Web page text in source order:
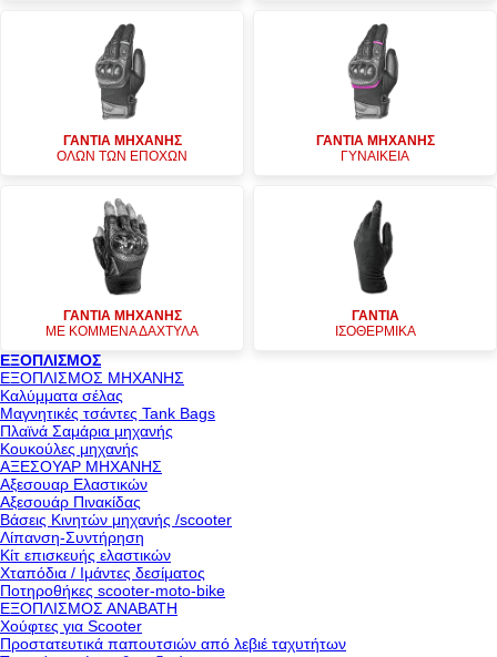
ΓΑΝΤΙΑ ΜΗΧΑΝΗΣ
ΟΛΩΝ ΤΩΝ ΕΠΟΧΩΝ
ΓΑΝΤΙΑ ΜΗΧΑΝΗΣ
ΓΥΝΑΙΚΕΙΑ
ΓΑΝΤΙΑ ΜΗΧΑΝΗΣ
ΜΕ ΚΟΜΜΕΝΑ ΔΑΧΤΥΛΑ
ΓΑΝΤΙΑ
ΙΣΟΘΕΡΜΙΚΑ
ΕΞΟΠΛΙΣΜΟΣ
ΕΞΟΠΛΙΣΜΟΣ ΜΗΧΑΝΗΣ
Καλύμματα σέλας
Μαγνητικές τσάντες Tank Bags
Πλαϊνά Σαμάρια μηχανής
Κουκούλες μηχανής
ΑΞΕΣΟΥΑΡ ΜΗΧΑΝΗΣ
Αξεσουαρ Ελαστικών
Αξεσουάρ Πινακίδας
Βάσεις Κινητών μηχανής /scooter
Λίπανση-Συντήρηση
Κίτ επισκευής ελαστικών
Χταπόδια / Ιμάντες δεσίματος
Ποτηροθήκες scooter-moto-bike
ΕΞΟΠΛΙΣΜΟΣ ΑΝΑΒΑΤΗ
Χούφτες για Scooter
Προστατευτικά παπουτσιών από λεβιέ ταχυτήτων